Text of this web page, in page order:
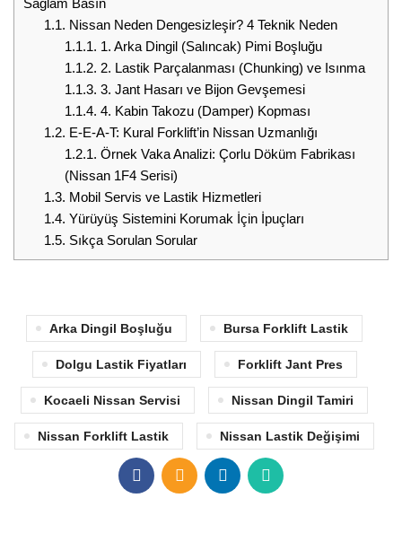
1.1. Nissan Neden Dengesizleşir? 4 Teknik Neden
1.1.1. 1. Arka Dingil (Salıncak) Pimi Boşluğu
1.1.2. 2. Lastik Parçalanması (Chunking) ve Isınma
1.1.3. 3. Jant Hasarı ve Bijon Gevşemesi
1.1.4. 4. Kabin Takozu (Damper) Kopması
1.2. E-E-A-T: Kural Forklift’in Nissan Uzmanlığı
1.2.1. Örnek Vaka Analizi: Çorlu Döküm Fabrikası
(Nissan 1F4 Serisi)
1.3. Mobil Servis ve Lastik Hizmetleri
1.4. Yürüyüş Sistemini Korumak İçin İpuçları
1.5. Sıkça Sorulan Sorular
Arka Dingil Boşluğu Bursa Forklift Lastik
Dolgu Lastik Fiyatları Forklift Jant Pres
Kocaeli Nissan Servisi Nissan Dingil Tamiri
Nissan Forklift Lastik Nissan Lastik Değişimi